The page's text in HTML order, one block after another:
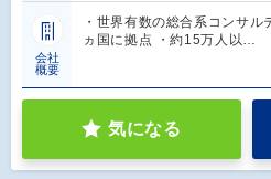
会社
概要
・世界有数の総合系コンサ
ヵ国に拠点 ・約15万人以…
気になる